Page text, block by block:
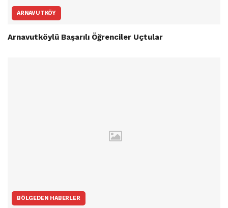
ARNAVUTKÖY
Arnavutköylü Başarılı Öğrenciler Uçtular
BÖLGEDEN HABERLER